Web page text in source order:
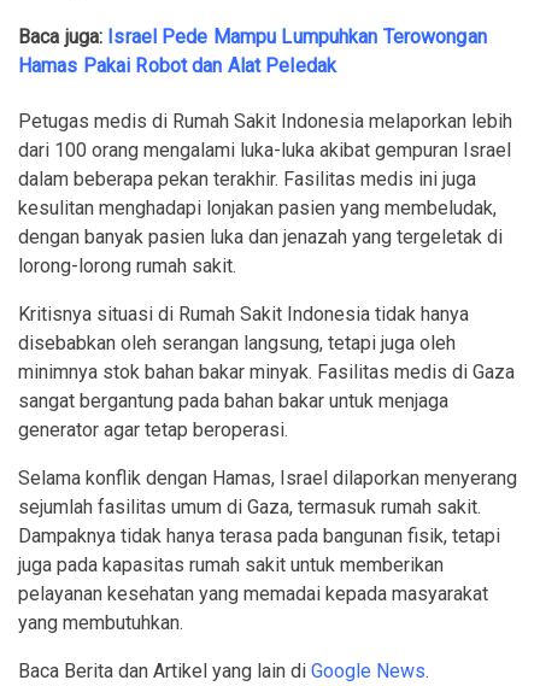
Baca juga: Israel Pede Mampu Lumpuhkan Terowongan
Hamas Pakai Robot dan Alat Peledak
Petugas medis di Rumah Sakit Indonesia melaporkan lebih
dari 100 orang mengalami luka-luka akibat gempuran Israel
dalam beberapa pekan terakhir. Fasilitas medis ini juga
kesulitan menghadapi lonjakan pasien yang membeludak,
dengan banyak pasien luka dan jenazah yang tergeletak di
lorong-lorong rumah sakit.
Kritisnya situasi di Rumah Sakit Indonesia tidak hanya
disebabkan oleh serangan langsung, tetapi juga oleh
minimnya stok bahan bakar minyak. Fasilitas medis di Gaza
sangat bergantung pada bahan bakar untuk menjaga
generator agar tetap beroperasi.
Selama konflik dengan Hamas, Israel dilaporkan menyerang
sejumlah fasilitas umum di Gaza, termasuk rumah sakit.
Dampaknya tidak hanya terasa pada bangunan fisik, tetapi
juga pada kapasitas rumah sakit untuk memberikan
pelayanan kesehatan yang memadai kepada masyarakat
yang membutuhkan.
Baca Berita dan Artikel yang lain di Google News.